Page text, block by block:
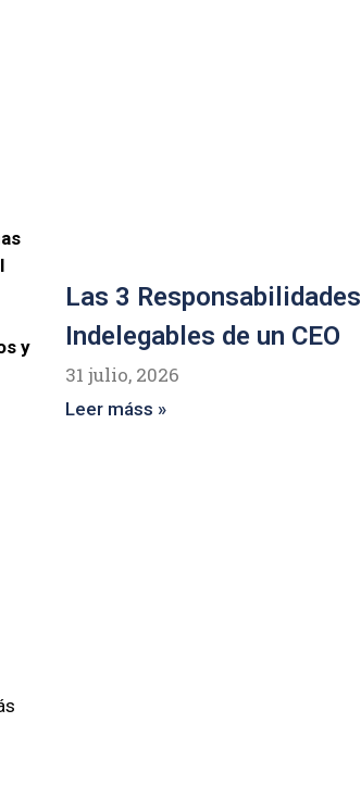
y
Las 3 Responsabilidades
Indelegables de un CEO
31 julio, 2026
Leer máss »